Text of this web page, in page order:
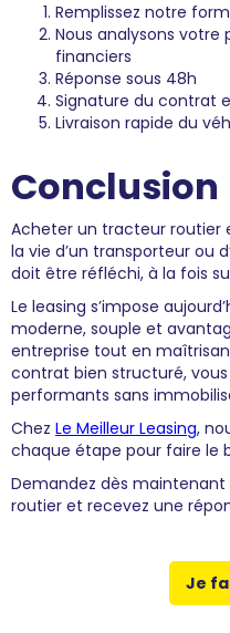
Remplissez notre
Nous analysons votre
financiers
Réponse sous 48h
Signature du contrat
Livraison rapide du
Conclusion
Acheter un tracteur routier
la vie d’un transporteur ou
doit être réfléchi, à la fois
Le leasing s’impose
moderne, souple et
entreprise tout en
contrat bien structuré,
performants sans
Chez Le Meilleur Leasing,
chaque étape pour faire le
Demandez dès
routier et recevez une
Je